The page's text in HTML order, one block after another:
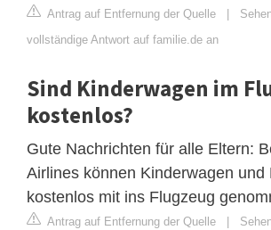
Antrag auf Entfernung der Quelle
vollständige Antwort auf familie.de an
Sind Kinderwagen im
kostenlos?
Gute Nachrichten für alle Eltern:
Airlines können Kinderwagen und
kostenlos mit ins Flugzeug
Antrag auf Entfernung der Quelle